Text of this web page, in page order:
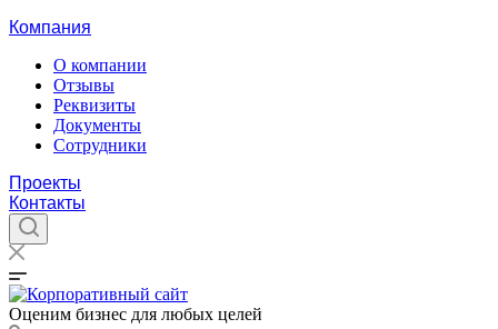
Компания
О компании
Отзывы
Реквизиты
Документы
Сотрудники
Проекты
Контакты
Оценим бизнес для любых целей